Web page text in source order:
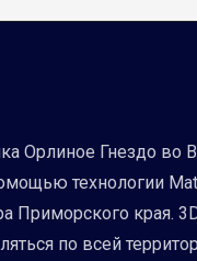
Орлиное Гнездо
технологии
Приморского
по всей